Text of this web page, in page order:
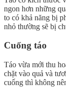
ngon hơn những
to có khả năng bị
nhỏ thường sẽ bị
Cuống táo
Táo vừa mới thu
chặt vào quả và
cuống thì không